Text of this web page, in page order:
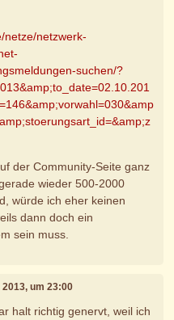
netze/netzwerk-
suchen/?
der Community-Seite ganz
wieder 500-2000
würde ich eher keinen
dann doch ein
sein muss.
um 23:00
halt richtig genervt, weil ich